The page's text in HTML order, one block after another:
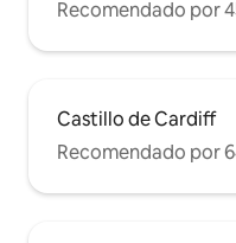
Recomendado por
Castillo de Cardiff
Recomendado por